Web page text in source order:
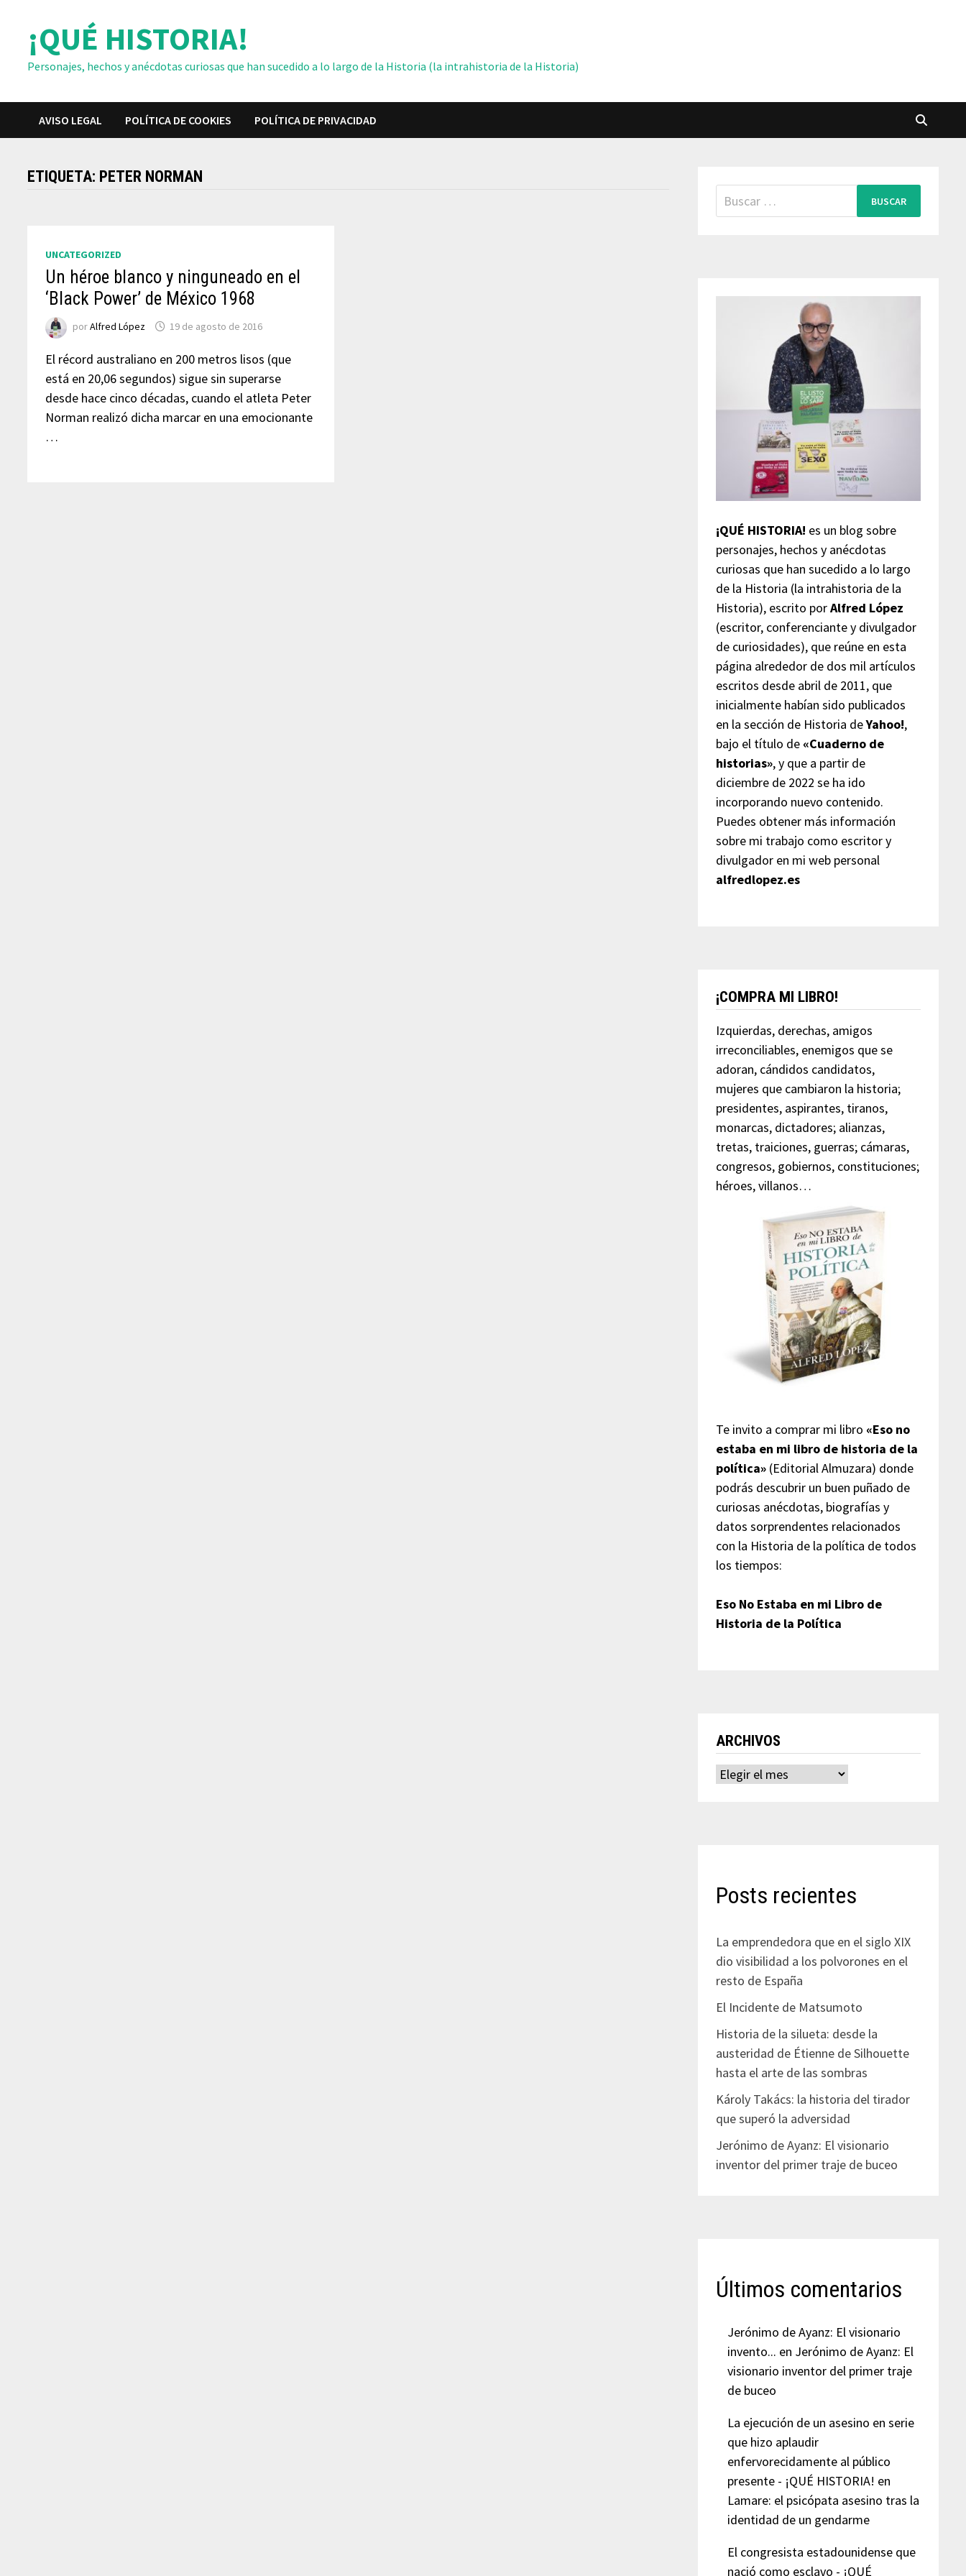
contenido¡QUÉ HISTORIA!
Personajes, hechos y anécdotas curiosas que han sucedido a lo largo de la Historia (la intrahistoria de la Historia)
AVISO LEGAL POLÍTICA DE COOKIES POLÍTICA DE PRIVACIDAD
ETIQUETA: PETER NORMAN
UNCATEGORIZED
Un héroe blanco y ninguneado en el
‘Black Power’ de México 1968
porAlfred López 19 de agosto de 2016
El récord australiano en 200 metros lisos (que
está en 20,06 segundos) sigue sin superarse
desde hace cinco décadas, cuando el atleta Peter
Norman realizó dicha marcar en una emocionante
…
Buscar:
¡QUÉ HISTORIA! es un blog sobre
personajes, hechos y anécdotas
curiosas que han sucedido a lo largo
de la Historia (la intrahistoria de la
Historia), escrito porAlfred López
(escritor, conferenciante y divulgador
de curiosidades), que reúne en esta
página alrededor de dos mil artículos
escritos desde abril de 2011, que
inicialmente habían sido publicados
en la sección de Historia deYahoo!,
bajo el título de «Cuaderno de
historias», y que a partir de
diciembre de 2022 se ha ido
incorporando nuevo contenido.
Puedes obtener más información
sobre mi trabajo como escritor y
divulgador en mi web personal
alfredlopez.es
¡COMPRA MI LIBRO!
Izquierdas, derechas, amigos
irreconciliables, enemigos que se
adoran, cándidos candidatos,
mujeres que cambiaron la historia;
presidentes, aspirantes, tiranos,
monarcas, dictadores; alianzas,
tretas, traiciones, guerras; cámaras,
congresos, gobiernos, constituciones;
héroes, villanos…
Te invito a comprar mi libro «Eso no
estaba en mi libro de historia de la
política»(Editorial Almuzara) donde
podrás descubrir un buen puñado de
curiosas anécdotas, biografías y
datos sorprendentes relacionados
con la Historia de la política de todos
los tiempos:
Eso No Estaba en mi Libro de
Historia de la Política
ARCHIVOS
Archivos
Posts recientes
La emprendedora que en el siglo XIX
dio visibilidad a los polvorones en el
resto de España
El Incidente de Matsumoto
Historia de la silueta: desde la
austeridad de Étienne de Silhouette
hasta el arte de las sombras
Károly Takács: la historia del tirador
que superó la adversidad
Jerónimo de Ayanz: El visionario
inventor del primer traje de buceo
Últimos comentarios
Jerónimo de Ayanz: El visionario
invento... en Jerónimo de Ayanz: El
visionario inventor del primer traje
de buceo
La ejecución de un asesino en serie
que hizo aplaudir
enfervorecidamente al público
presente - ¡QUÉ HISTORIA! en
Lamare: el psicópata asesino tras la
identidad de un gendarme
El congresista estadounidense que
nació como esclavo - ¡QUÉ